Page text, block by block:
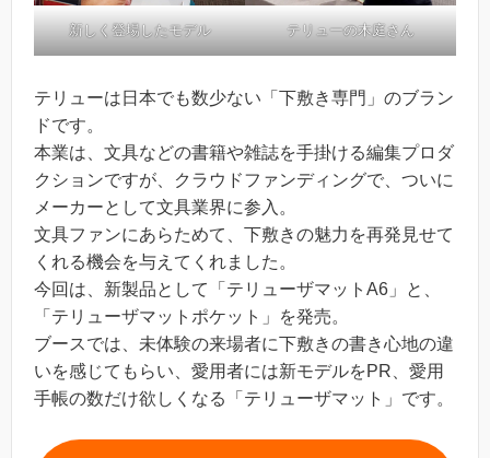
新しく登場したモデル テリューの木庭さん
テリューは日本でも数少ない「下敷き専門」のブラン
ドです。
本業は、文具などの書籍や雑誌を手掛ける編集プロダ
クションですが、クラウドファンディングで、ついに
メーカーとして文具業界に参入。
文具ファンにあらためて、下敷きの魅力を再発見せて
くれる機会を与えてくれました。
今回は、新製品として「テリューザマットA6」と、
「テリューザマットポケット」を発売。
ブースでは、未体験の来場者に下敷きの書き心地の違
いを感じてもらい、愛用者には新モデルをPR、愛用
手帳の数だけ欲しくなる「テリューザマット」です。